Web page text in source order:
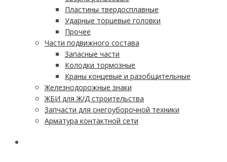
Пластины твердосплавные
Ударные торцевые головки
Прочее
Части подвижного состава
Запасные части
Колодки тормозные
Краны концевые и разобщительные
Железнодорожные знаки
ЖБИ для Ж/Д строительства
Запчасти для снегоуборочной техники
Арматура контактной сети